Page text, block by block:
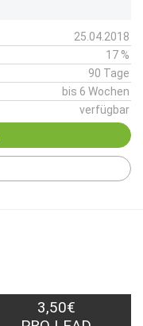
25.04.2018
17 %
90 Tage
bis 6 Wochen
verfügbar
3,50€